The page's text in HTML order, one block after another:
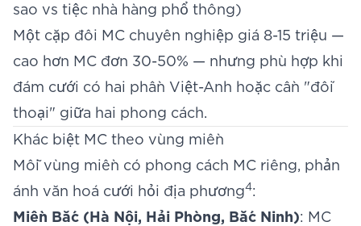
sao vs tiệc nhà hàng phổ thông)
Một cặp đôi MC chuyên nghiệp giá 8-15 triệu —
cao hơn MC đơn 30-50% — nhưng phù hợp khi
đám cưới có hai phần Việt-Anh hoặc cần "đối
thoại" giữa hai phong cách.
Khác biệt MC theo vùng miền
Mỗi vùng miền có phong cách MC riêng, phản
ánh văn hoá cưới hỏi địa phương4:
Miền Bắc (Hà Nội, Hải Phòng, Bắc Ninh): MC